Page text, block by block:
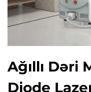
Ağıllı Dəri
Diode